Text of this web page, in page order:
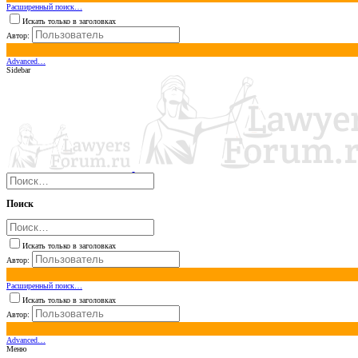
Расширенный поиск…
Искать только в заголовках
Автор:
Advanced…
Sidebar
Поиск
Искать только в заголовках
Автор:
Расширенный поиск…
Искать только в заголовках
Автор:
Advanced…
Меню